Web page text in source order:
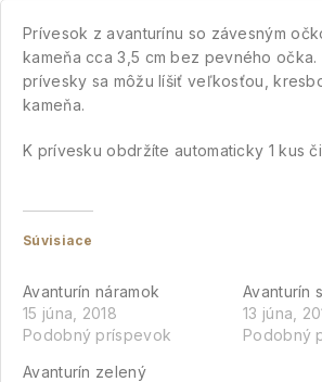
Prívesok z avanturínu so závesným
kameňa cca 3,5 cm bez pevného
prívesky sa môžu líšiť veľkosťou,
kameňa.
K prívesku obdržíte automaticky 1 kus
Súvisiace
Avanturín náramok
15 júna, 2018
Podobný príspevok
Avanturín
13 júna,
Podobný
Avanturín zelený